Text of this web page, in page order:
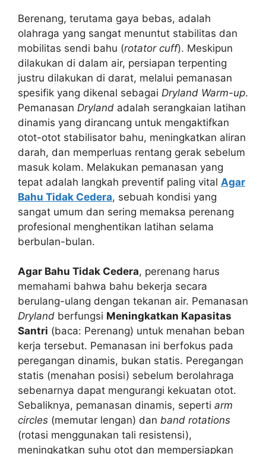
Berenang, terutama gaya bebas, adalah
olahraga yang sangat menuntut stabilitas dan
mobilitas sendi bahu (rotator cuff). Meskipun
dilakukan di dalam air, persiapan terpenting
justru dilakukan di darat, melalui pemanasan
spesifik yang dikenal sebagai Dryland Warm-up.
Pemanasan Dryland adalah serangkaian latihan
dinamis yang dirancang untuk mengaktifkan
otot-otot stabilisator bahu, meningkatkan aliran
darah, dan memperluas rentang gerak sebelum
masuk kolam. Melakukan pemanasan yang
tepat adalah langkah preventif paling vital Agar
Bahu Tidak Cedera, sebuah kondisi yang
sangat umum dan sering memaksa perenang
profesional menghentikan latihan selama
berbulan-bulan.
Agar Bahu Tidak Cedera, perenang harus
memahami bahwa bahu bekerja secara
berulang-ulang dengan tekanan air. Pemanasan
Dryland berfungsi Meningkatkan Kapasitas
Santri (baca: Perenang) untuk menahan beban
kerja tersebut. Pemanasan ini berfokus pada
peregangan dinamis, bukan statis. Peregangan
statis (menahan posisi) sebelum berolahraga
sebenarnya dapat mengurangi kekuatan otot.
Sebaliknya, pemanasan dinamis, seperti arm
circles (memutar lengan) dan band rotations
(rotasi menggunakan tali resistensi),
meningkatkan suhu otot dan mempersiapkan